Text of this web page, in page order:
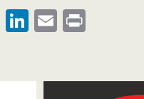
X LinkedIn
Email